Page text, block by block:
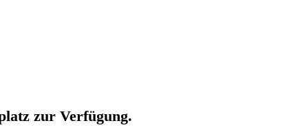
zur Verfügung.